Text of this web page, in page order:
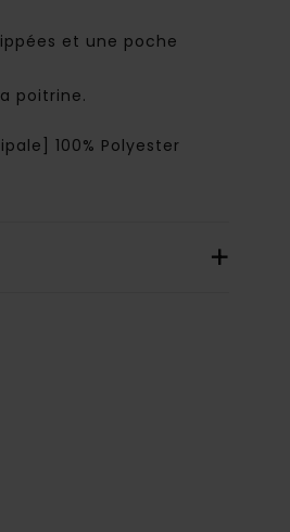
et une poche
poitrine.
100% Polyester